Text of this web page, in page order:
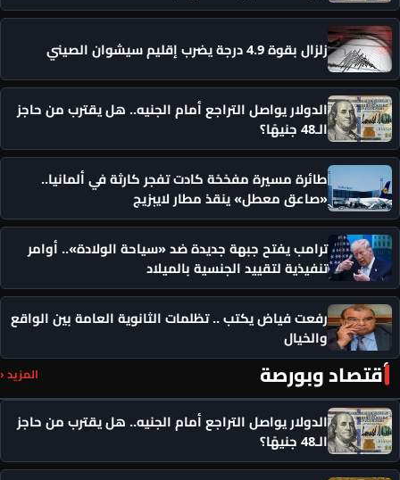
زلزال بقوة 4.9 درجة يضرب إقليم سيشوان الصيني
الدولار يواصل التراجع أمام الجنيه.. هل يقترب من حاجز
الـ48 جنيهًا؟
طائرة مسيرة مفخخة كادت تفجر كارثة في ألمانيا..
«صاعق معطل» ينقذ مطار لايبزيج
ترامب يفتح جبهة جديدة ضد «سياحة الولادة».. أوامر
تنفيذية لتقييد الجنسية بالميلاد
رفعت فياض يكتب .. تظلمات الثانوية العامة بين الواقع
والخيال
أقتصاد وبورصة المزيد ‹
الدولار يواصل التراجع أمام الجنيه.. هل يقترب من حاجز
الـ48 جنيهًا؟